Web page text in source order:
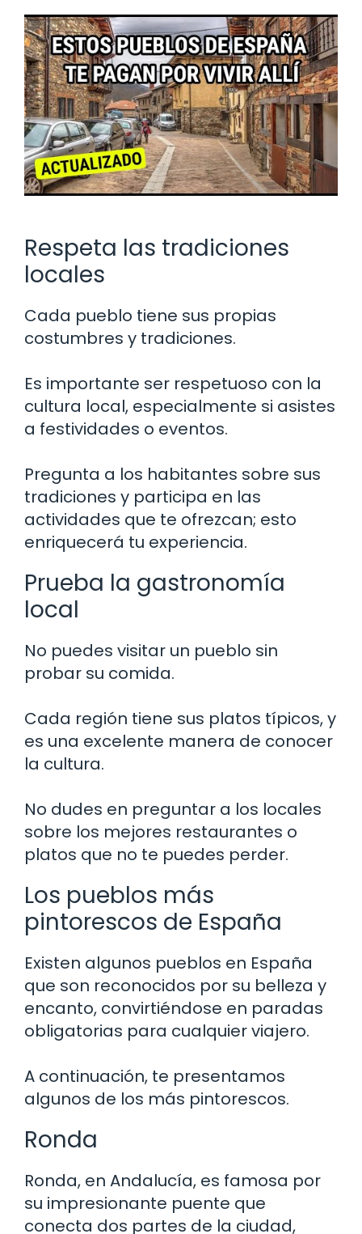
Respeta las tradiciones
locales
Cada pueblo tiene sus propias
costumbres y tradiciones.
Es importante ser respetuoso con la
cultura local, especialmente si asistes
a festividades o eventos.
Pregunta a los habitantes sobre sus
tradiciones y participa en las
actividades que te ofrezcan; esto
enriquecerá tu experiencia.
Prueba la gastronomía
local
No puedes visitar un pueblo sin
probar su comida.
Cada región tiene sus platos típicos, y
es una excelente manera de conocer
la cultura.
No dudes en preguntar a los locales
sobre los mejores restaurantes o
platos que no te puedes perder.
Los pueblos más
pintorescos de España
Existen algunos pueblos en España
que son reconocidos por su belleza y
encanto, convirtiéndose en paradas
obligatorias para cualquier viajero.
A continuación, te presentamos
algunos de los más pintorescos.
Ronda
Ronda, en Andalucía, es famosa por
su impresionante puente que
conecta dos partes de la ciudad,